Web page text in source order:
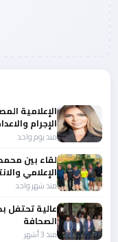
الإعلامية
الإجرام
منذ يوم واحد
لقاء بين
الإعلامي
منذ شهر واحد
عالية تحتفل
الصحافة
منذ 3 أشهر